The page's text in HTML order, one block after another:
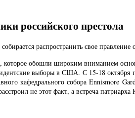
российского престола
собирается распространить свое
которое обошли широким вниманием
выборы в США. С 15-18
кафедрального собора Ennismore
не этот факт, а встреча